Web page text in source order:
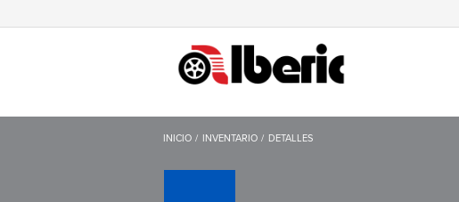
INICIO INVENTARIO DETALLES